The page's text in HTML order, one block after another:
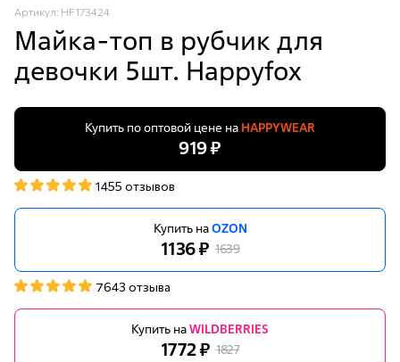
Артикул: HF173424
Майка-топ в рубчик для
девочки 5шт. Happyfox
Купить по оптовой цене на HAPPYWEAR
919 ₽
1455 отзывов
Купить наOZON
1136 ₽ 1639
7643 отзыва
Купить наWILDBERRIES
1772 ₽ 1827